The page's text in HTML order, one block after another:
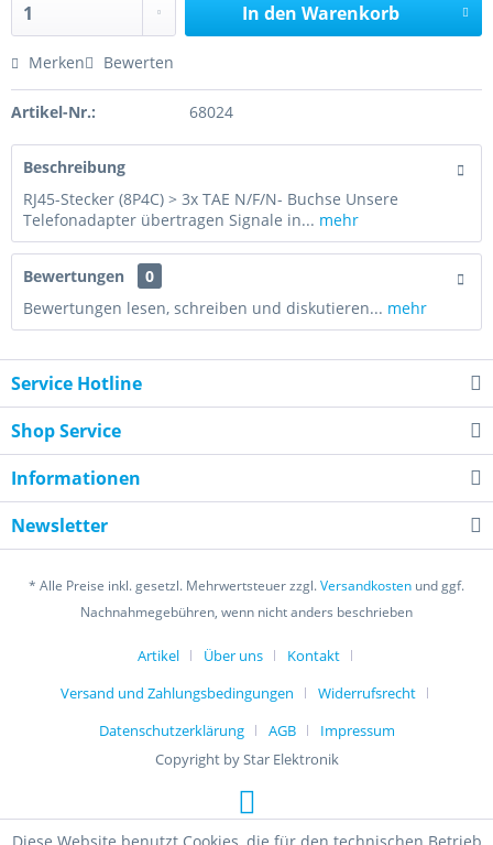
In den Warenkorb
Merken Bewerten
Artikel-Nr.: 68024
Beschreibung
RJ45-Stecker (8P4C) > 3x TAE N/F/N- Buchse Unsere
Telefonadapter übertragen Signale in... mehr
Bewertungen
0
Bewertungen lesen, schreiben und diskutieren... mehr
Service Hotline
Shop Service
Informationen
Newsletter
* Alle Preise inkl. gesetzl. Mehrwertsteuer zzgl.Versandkosten und ggf.
Nachnahmegebühren, wenn nicht anders beschrieben
Artikel Über uns
Kontakt
Versand und Zahlungsbedingungen
Widerrufsrecht
Datenschutzerklärung
AGB
Impressum
Copyright by Star Elektronik